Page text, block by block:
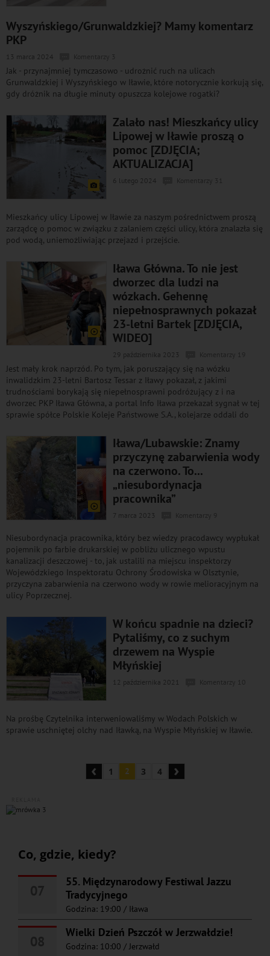
Wyszyńskiego/Grunwaldzkiej? Mamy komentarz
PKP
13 marca 2024
Jak - przynajmniej tymczasowo - udrożnić ruch na ulicach
Grunwaldzkiej i Wyszyńskiego w Iławie, które notorycznie korkują się,
gdy dróżnik na długie minuty opuszcza kolejowe rogatki?
Zalało nas! Mieszkańcy ulicy
Lipowej w Iławie proszą o
pomoc [ZDJĘCIA;
AKTUALIZACJA]
6 lutego 2024
Mieszkańcy ulicy Lipowej w Iławie za naszym pośrednictwem proszą
zarządcę o pomoc w związku z zalaniem części ulicy, która znalazła się
pod wodą, uniemożliwiając przejazd i przejście.
Iława Główna. To nie jest
dworzec dla ludzi na
wózkach. Gehennę
niepełnosprawnych pokazał
23-letni Bartek [ZDJĘCIA,
WIDEO]
29 października 2023
Jest mały krok naprzód. Po tym, jak poruszający się na wózku
inwalidzkim 23-letni Bartosz Tessar z Iławy pokazał, z jakimi
trudnościami borykają się niepełnosprawni podróżujący z i na
dworzec PKP Iława Główna, a portal Info Iława przekazał sygnał w tej
sprawie spółce Polskie Koleje Państwowe S.A., kolejarze oddali do
Iława/Lubawskie: Znamy
przyczynę zabarwienia wody
na czerwono. To...
„niesubordynacja
pracownika”
7 marca 2023
Niesubordynacja pracownika, który bez wiedzy pracodawcy wypłukał
pojemnik po farbie drukarskiej w pobliżu ulicznego wpustu
kanalizacji deszczowej - to, jak ustalili na miejscu inspektorzy
Wojewódzkiego Inspektoratu Ochrony Środowiska w Olsztynie,
przyczyna zabarwienia na czerwono wody w rowie melioracyjnym na
ulicy Poprzecznej.
W końcu spadnie na dzieci?
Pytaliśmy, co z suchym
drzewem na Wyspie
Młyńskiej
12 października 2021
Na prośbę Czytelnika interweniowaliśmy w Wodach Polskich w
sprawie uschniętej olchy nad Iławką, na Wyspie Młyńskiej w Iławie.
‹ 1 2 3 4 ›
Co, gdzie, kiedy?
55. Międzynarodowy Festiwal Jazzu
Tradycyjnego
Godzina: 19:00 / Iława
Wielki Dzień Pszczół w Jerzwałdzie!
Godzina: 10:00 / Jerzwałd